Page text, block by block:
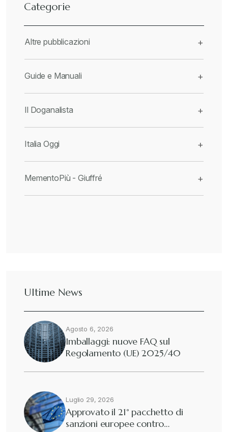
Categorie
Altre pubblicazioni +
Guide e Manuali +
Il Doganalista +
Italia Oggi +
MementoPiù - Giuffré +
Ultime News
Agosto 6, 2026
Imballaggi: nuove FAQ sul
Regolamento (UE) 2025/40
Luglio 29, 2026
Approvato il 21° pacchetto di
sanzioni europee contro…